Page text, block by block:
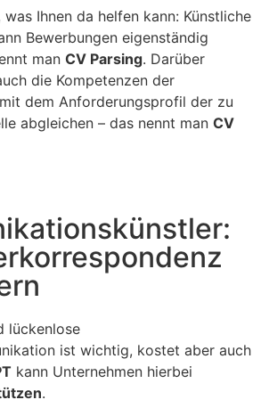
was Ihnen da helfen kann: Künstliche
Bewerbungen eigenständig
man CV Parsing. Darüber
die Kompetenzen der
dem Anforderungsprofil der zu
abgleichen – das nennt man CV
lückenlose
ist wichtig, kostet aber auch
kann Unternehmen hierbei
.